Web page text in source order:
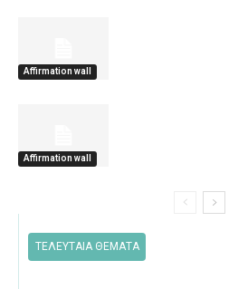
Affirmation wall
Affirmation wall
ΤΕΛΕΥΤΑΙΑ ΘΕΜΑΤΑ